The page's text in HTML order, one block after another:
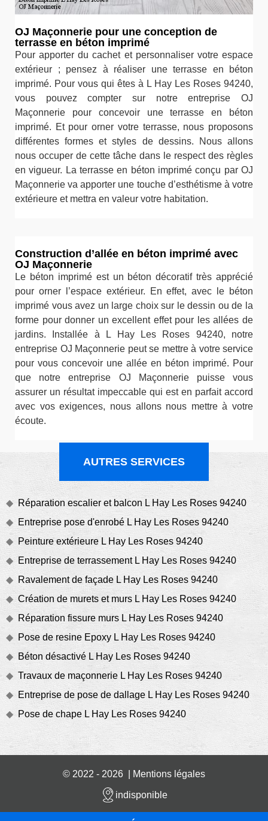
OJ Maçonnerie pour une conception de
terrasse en béton imprimé
Pour apporter du cachet et personnaliser votre espace
extérieur ; pensez à réaliser une terrasse en béton
imprimé. Pour vous qui êtes à L Hay Les Roses 94240,
vous pouvez compter sur notre entreprise OJ
Maçonnerie pour concevoir une terrasse en béton
imprimé. Et pour orner votre terrasse, nous proposons
différentes formes et styles de dessins. Nous allons
nous occuper de cette tâche dans le respect des règles
en vigueur. La terrasse en béton imprimé conçu par OJ
Maçonnerie va apporter une touche d’esthétisme à votre
extérieure et mettra en valeur votre habitation.
Construction d’allée en béton imprimé avec
OJ Maçonnerie
Le béton imprimé est un béton décoratif très apprécié
pour orner l’espace extérieur. En effet, avec le béton
imprimé vous avez un large choix sur le dessin ou de la
forme pour donner un excellent effet pour les allées de
jardins. Installée à L Hay Les Roses 94240, notre
entreprise OJ Maçonnerie peut se mettre à votre service
pour vous concevoir une allée en béton imprimé. Pour
que notre entreprise OJ Maçonnerie puisse vous
assurer un résultat impeccable qui est en parfait accord
avec vos exigences, nous allons nous mettre à votre
écoute.
AUTRES SERVICES
Réparation escalier et balcon L Hay Les Roses 94240
Entreprise pose d'enrobé L Hay Les Roses 94240
Peinture extérieure L Hay Les Roses 94240
Entreprise de terrassement L Hay Les Roses 94240
Ravalement de façade L Hay Les Roses 94240
Création de murets et murs L Hay Les Roses 94240
Réparation fissure murs L Hay Les Roses 94240
Pose de resine Epoxy L Hay Les Roses 94240
Béton désactivé L Hay Les Roses 94240
Travaux de maçonnerie L Hay Les Roses 94240
Entreprise de pose de dallage L Hay Les Roses 94240
Pose de chape L Hay Les Roses 94240
© 2022 - 2026 | Mentions légales
indisponible